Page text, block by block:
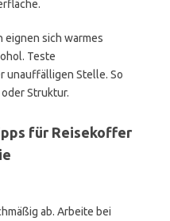
eignen sich warmes
Teste
unauffälligen Stelle. So
Struktur.
für Reisekoffer
ab. Arbeite bei